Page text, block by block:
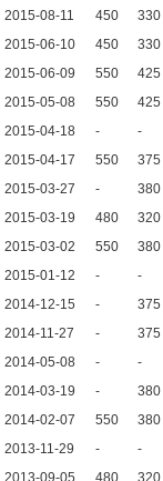
2015-08-11
450 330
2015-06-10
450 330
2015-06-09
550 425
2015-05-08
550 425
2015-04-18
- -
2015-04-17
550 375
2015-03-27
- 380
2015-03-19
480 320
2015-03-02
550 380
2015-01-12
- -
2014-12-15
- 375
2014-11-27
- 375
2014-05-08
- -
2014-03-19
- 380
2014-02-07
550 380
2013-11-29
- -